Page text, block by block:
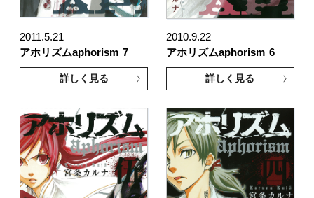
2011.5.21
アホリズムaphorism 7
詳しく見る
2010.9.22
アホリズムaphorism 6
詳しく見る